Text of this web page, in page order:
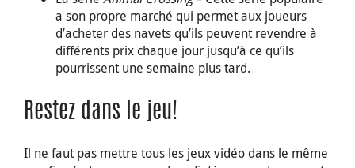
a son propre marché qui permet aux joueurs
d’acheter des navets qu’ils peuvent revendre à
différents prix chaque jour jusqu’à ce qu’ils
pourrissent une semaine plus tard.
Restez dans le jeu!
Il ne faut pas mettre tous les jeux vidéo dans le même